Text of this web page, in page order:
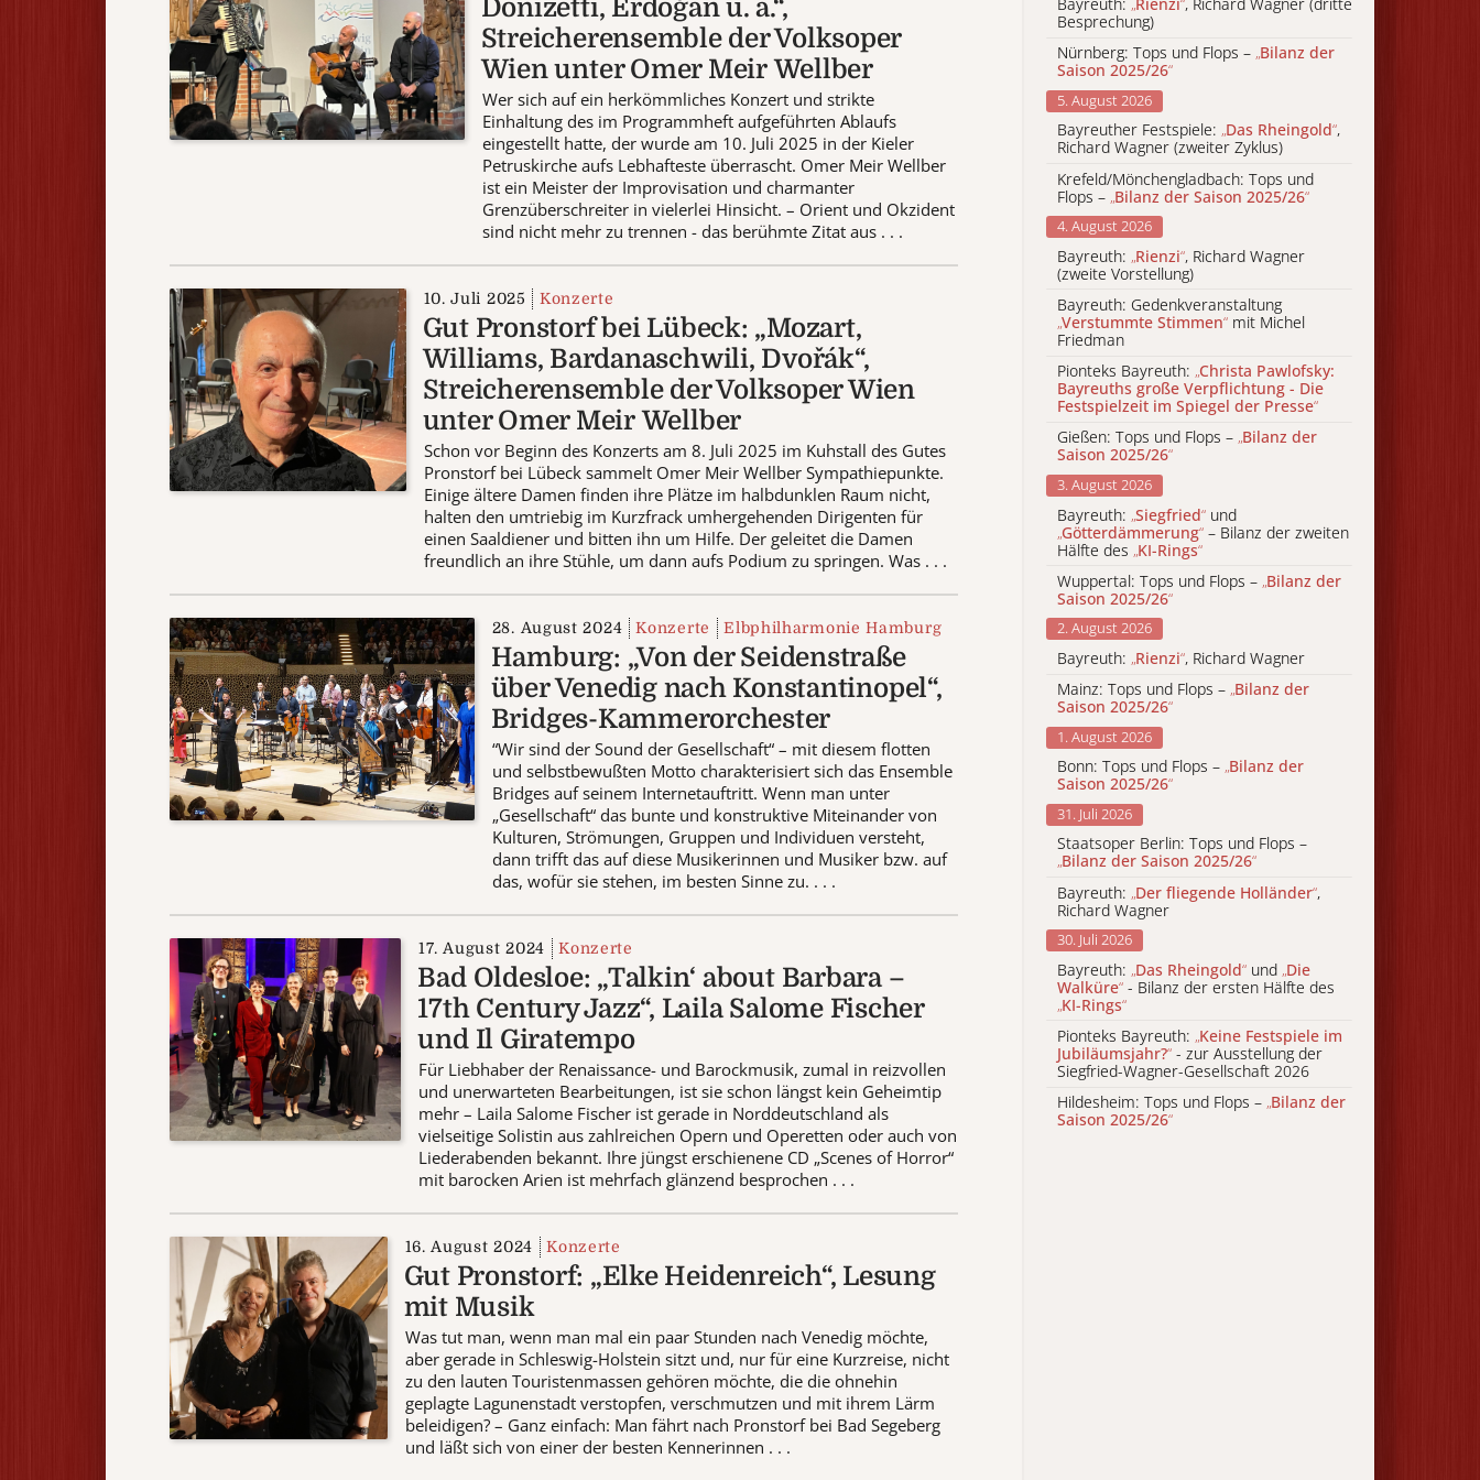
Donizetti, Erdoğan u. a.“,
Streicherensemble der Volksoper
Wien unter Omer Meir Wellber
Wer sich auf ein herkömmliches Konzert und strikte
Einhaltung des im Programmheft aufgeführten Ablaufs
eingestellt hatte, der wurde am 10. Juli 2025 in der Kieler
Petruskirche aufs Lebhafteste überrascht. Omer Meir Wellber
ist ein Meister der Improvisation und charmanter
Grenzüberschreiter in vielerlei Hinsicht. – Orient und Okzident
sind nicht mehr zu trennen - das berühmte Zitat aus . . .
10. Juli 2025 Konzerte
Gut Pronstorf bei Lübeck: „Mozart,
Williams, Bardanaschwili, Dvořák“,
Streicherensemble der Volksoper Wien
unter Omer Meir Wellber
Schon vor Beginn des Konzerts am 8. Juli 2025 im Kuhstall des Gutes
Pronstorf bei Lübeck sammelt Omer Meir Wellber Sympathiepunkte.
Einige ältere Damen finden ihre Plätze im halbdunklen Raum nicht,
halten den umtriebig im Kurzfrack umhergehenden Dirigenten für
einen Saaldiener und bitten ihn um Hilfe. Der geleitet die Damen
freundlich an ihre Stühle, um dann aufs Podium zu springen. Was . . .
28. August 2024 Konzerte Elbphilharmonie Hamburg
Hamburg: „Von der Seidenstraße
über Venedig nach Konstantinopel“,
Bridges-Kammerorchester
“Wir sind der Sound der Gesellschaft“ – mit diesem flotten
und selbstbewußten Motto charakterisiert sich das Ensemble
Bridges auf seinem Internetauftritt. Wenn man unter
„Gesellschaft“ das bunte und konstruktive Miteinander von
Kulturen, Strömungen, Gruppen und Individuen versteht,
dann trifft das auf diese Musikerinnen und Musiker bzw. auf
das, wofür sie stehen, im besten Sinne zu. . . .
17. August 2024 Konzerte
Bad Oldesloe: „Talkin‘ about Barbara –
17th Century Jazz“, Laila Salome Fischer
und Il Giratempo
Für Liebhaber der Renaissance- und Barockmusik, zumal in reizvollen
und unerwarteten Bearbeitungen, ist sie schon längst kein Geheimtip
mehr – Laila Salome Fischer ist gerade in Norddeutschland als
vielseitige Solistin aus zahlreichen Opern und Operetten oder auch von
Liederabenden bekannt. Ihre jüngst erschienene CD „Scenes of Horror“
mit barocken Arien ist mehrfach glänzend besprochen . . .
16. August 2024 Konzerte
Gut Pronstorf: „Elke Heidenreich“, Lesung
mit Musik
Was tut man, wenn man mal ein paar Stunden nach Venedig möchte,
aber gerade in Schleswig-Holstein sitzt und, nur für eine Kurzreise, nicht
zu den lauten Touristenmassen gehören möchte, die die ohnehin
geplagte Lagunenstadt verstopfen, verschmutzen und mit ihrem Lärm
beleidigen? – Ganz einfach: Man fährt nach Pronstorf bei Bad Segeberg
und läßt sich von einer der besten Kennerinnen . . .
Besprechung)
Nürnberg: Tops und Flops – „Bilanz der
Saison 2025/26“
5. August 2026
Bayreuther Festspiele: „Das Rheingold“,
Richard Wagner (zweiter Zyklus)
Krefeld/Mönchengladbach: Tops und
Flops – „Bilanz der Saison 2025/26“
4. August 2026
Bayreuth: „Rienzi“, Richard Wagner
(zweite Vorstellung)
Bayreuth: Gedenkveranstaltung
„Verstummte Stimmen“ mit Michel
Friedman
Pionteks Bayreuth: „Christa Pawlofsky:
Bayreuths große Verpflichtung - Die
Festspielzeit im Spiegel der Presse“
Gießen: Tops und Flops – „Bilanz der
Saison 2025/26“
3. August 2026
Bayreuth: „Siegfried“ und
„Götterdämmerung“ – Bilanz der zweiten
Hälfte des „KI-Rings“
Wuppertal: Tops und Flops – „Bilanz der
Saison 2025/26“
2. August 2026
Bayreuth: „Rienzi“, Richard Wagner
Mainz: Tops und Flops – „Bilanz der
Saison 2025/26“
1. August 2026
Bonn: Tops und Flops – „Bilanz der
Saison 2025/26“
31. Juli 2026
Staatsoper Berlin: Tops und Flops –
„Bilanz der Saison 2025/26“
Bayreuth: „Der fliegende Holländer“,
Richard Wagner
30. Juli 2026
Bayreuth: „Das Rheingold“ und „Die
Walküre“ - Bilanz der ersten Hälfte des
„KI-Rings“
Pionteks Bayreuth: „Keine Festspiele im
Jubiläumsjahr?“ - zur Ausstellung der
Siegfried-Wagner-Gesellschaft 2026
Hildesheim: Tops und Flops – „Bilanz der
Saison 2025/26“